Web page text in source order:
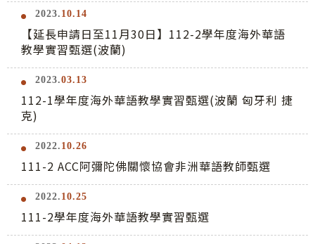
2023. 10.14
【延長申請日至11月30日】112-2學年度海外華語
教學實習甄選(波蘭)
2023.03.13
112-1學年度海外華語教學實習甄選(波蘭 匈牙利 捷
克)
2022. 10.26
111-2 ACC阿彌陀佛關懷協會非洲華語教師甄選
2022. 10.25
111-2學年度海外華語教學實習甄選